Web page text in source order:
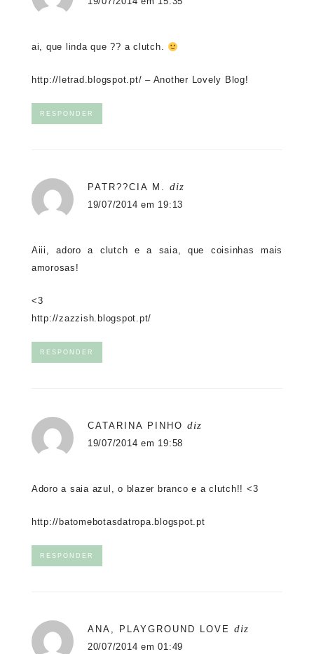
ai, que linda que ?? a clutch.
http://letrad.blogspot.pt/ – Another Lovely Blog!
RESPONDER
PATR??CIA M. diz
19/07/2014 em 19:13
Aiii, adoro a clutch e a saia, que coisinhas mais
amorosas!
<3
http://zazzish.blogspot.pt/
RESPONDER
CATARINA PINHO diz
19/07/2014 em 19:58
Adoro a saia azul, o blazer branco e a clutch!! <3
http://batomebotasdatropa.blogspot.pt
RESPONDER
ANA, PLAYGROUND LOVE diz
20/07/2014 em 01:49